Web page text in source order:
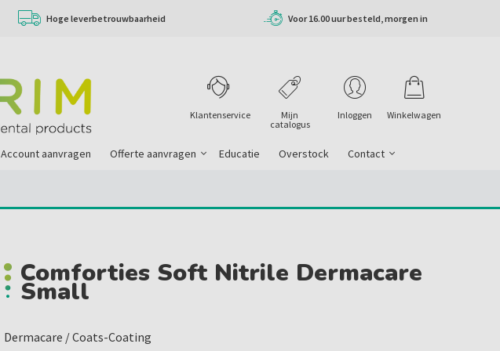
Hoge leverbetrouwbaarheid Voor 16.00 uur besteld, morgen in
Winkelwagen
Inloggen
Mijn
catalogus
Klantenservice
Account aanvragen Offerte aanvragen Educatie Overstock Contact
Comforties Soft Nitrile Dermacare
Small
Dermacare / Coats-Coating